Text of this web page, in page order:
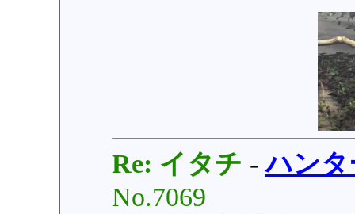
Re: イタチ -ハンタ
No.7069